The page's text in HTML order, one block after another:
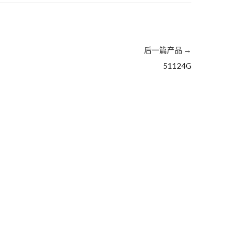
后一篇产品 →
51124G